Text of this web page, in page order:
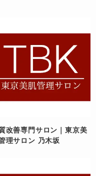
改善専門サロン｜東京美
理サロン 乃木坂